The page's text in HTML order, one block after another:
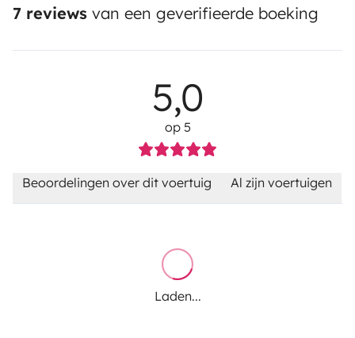
7 reviews van een geverifieerde boeking
5,0
op 5
Beoordelingen over dit voertuig Al zijn voertuigen
Laden...